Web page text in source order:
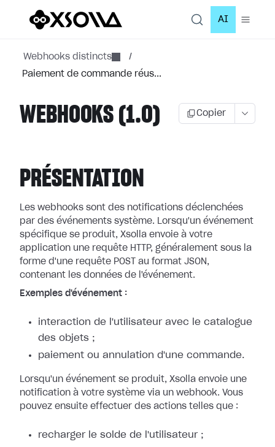
AI
Webhooks distincts
/
Paiement de commande réus...
WEBHOOKS (1.0) Copier
PRÉSENTATION
Les webhooks sont des notifications déclenchées
par des événements système. Lorsqu'un événement
spécifique se produit, Xsolla envoie à votre
application une requête HTTP, généralement sous la
forme d'une requête POST au format JSON,
contenant les données de l'événement.
Exemples d'événement :
interaction de l'utilisateur avec le catalogue
des objets ;
paiement ou annulation d'une commande.
Lorsqu'un événement se produit, Xsolla envoie une
notification à votre système via un webhook. Vous
pouvez ensuite effectuer des actions telles que :
recharger le solde de l'utilisateur ;